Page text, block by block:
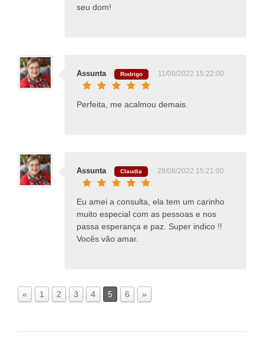
seu dom!
Assunta Rodrigo 11/09/2022 15:22:00
Perfeita, me acalmou demais.
Assunta Claudia 28/08/2022 15:21:00
Eu amei a consulta, ela tem um carinho
muito especial com as pessoas e nos
passa esperança e paz. Super indico !!
Vocês vão amar.
« 1 2 3 4 5 6 »